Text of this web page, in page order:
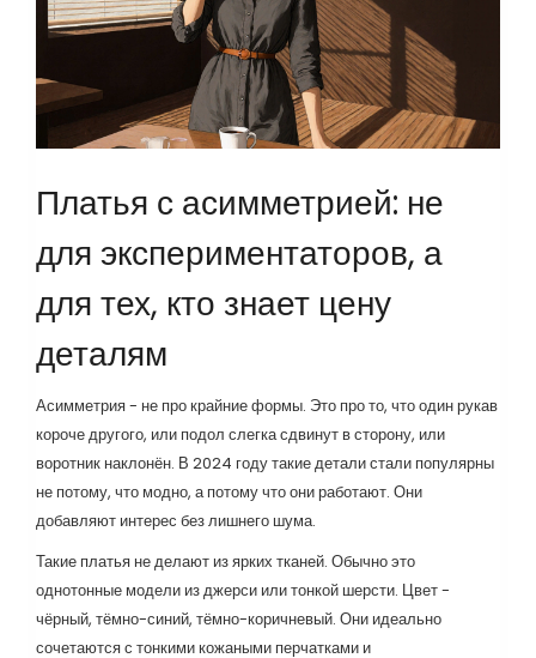
Платья с асимметрией: не
для экспериментаторов, а
для тех, кто знает цену
деталям
Асимметрия - не про крайние формы. Это про то, что один рукав
короче другого, или подол слегка сдвинут в сторону, или
воротник наклонён. В 2024 году такие детали стали популярны
не потому, что модно, а потому что они работают. Они
добавляют интерес без лишнего шума.
Такие платья не делают из ярких тканей. Обычно это
однотонные модели из джерси или тонкой шерсти. Цвет -
чёрный, тёмно-синий, тёмно-коричневый. Они идеально
сочетаются с тонкими кожаными перчатками и